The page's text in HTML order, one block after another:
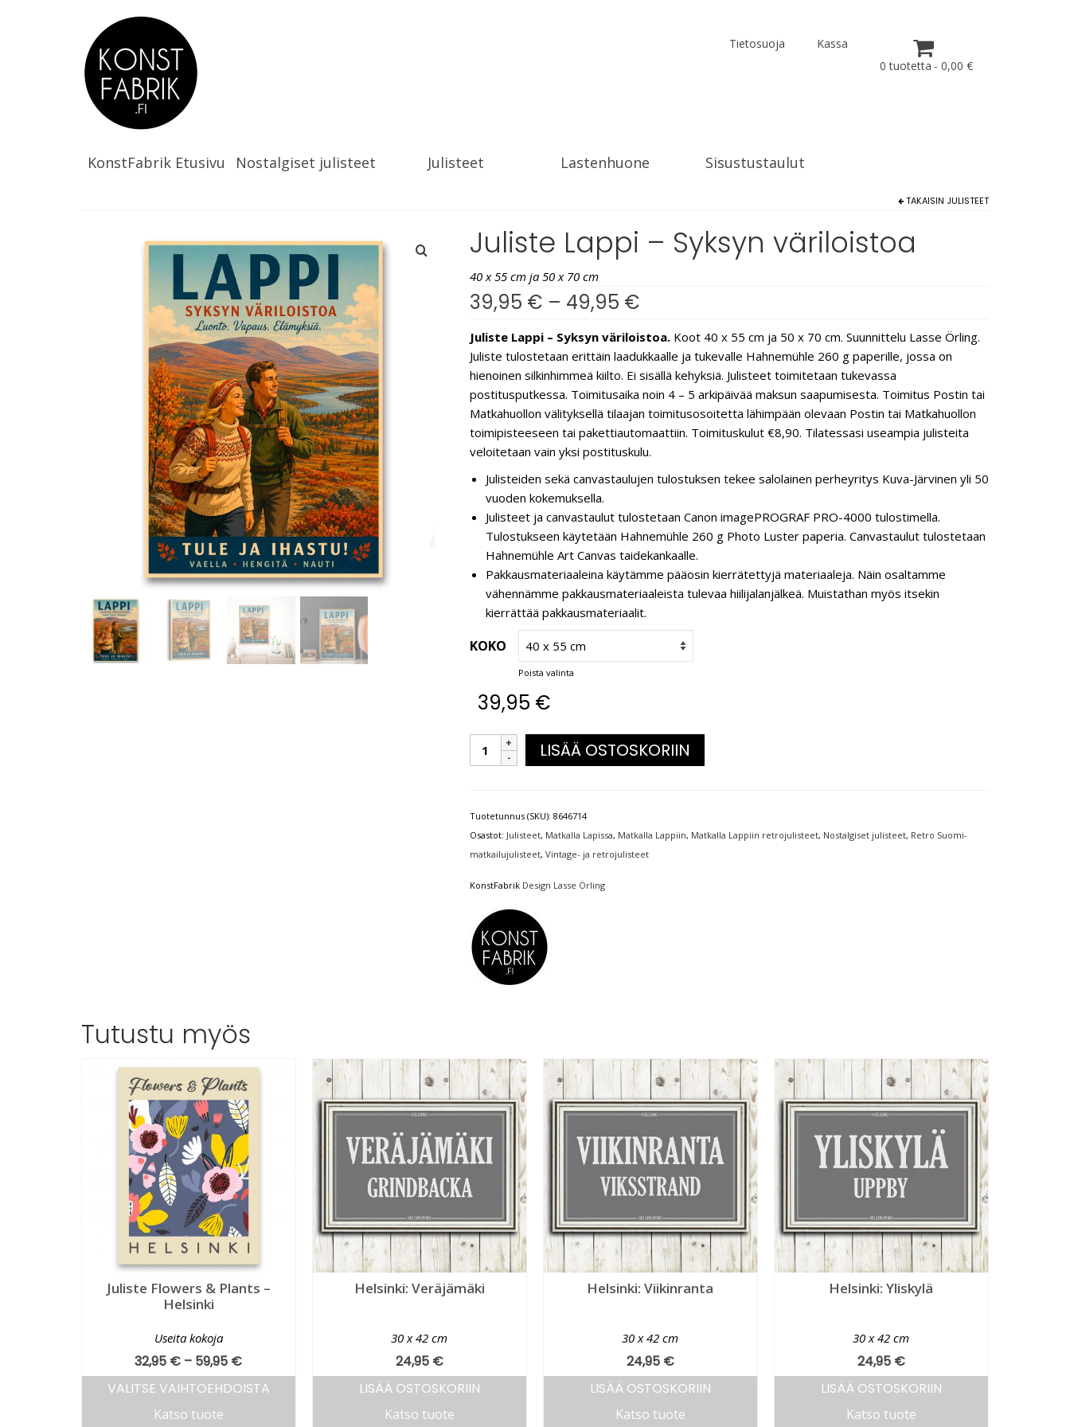
Tietosuoja
Kassa
0 tuotetta
0,00 €
KonstFabrik Etusivu Nostalgiset julisteet Julisteet Lastenhuone Sisustustaulut
TAKAISIN JULISTEET
Juliste Lappi – Syksyn väriloistoa
40 x 55 cm ja 50 x 70 cm
39,95 € – 49,95 €
Juliste Lappi – Syksyn väriloistoa.Koot 40 x 55 cm ja 50 x 70 cm. Suunnittelu Lasse Örling.
Juliste tulostetaan erittäin laadukkaalle ja tukevalle Hahnemühle 260 g paperille, jossa on
hienoinen silkinhimmeä kiilto. Ei sisällä kehyksiä. Julisteet toimitetaan tukevassa
postitusputkessa. Toimitusaika noin 4 – 5 arkipäivää maksun saapumisesta. Toimitus Postin tai
Matkahuollon välityksellä tilaajan toimitusosoitetta lähimpään olevaan Postin tai Matkahuollon
toimipisteeseen tai pakettiautomaattiin. Toimituskulut €8,90. Tilatessasi useampia julisteita
veloitetaan vain yksi postituskulu.
Julisteiden sekä canvastaulujen tulostuksen tekee salolainen perheyritys Kuva-Järvinen yli 50
vuoden kokemuksella.
Julisteet ja canvastaulut tulostetaan Canon imagePROGRAF PRO-4000 tulostimella.
Tulostukseen käytetään Hahnemühle 260 g Photo Luster paperia. Canvastaulut tulostetaan
Hahnemühle Art Canvas taidekankaalle.
Pakkausmateriaaleina käytämme pääosin kierrätettyjä materiaaleja. Näin osaltamme
vähennämme pakkausmateriaaleista tulevaa hiilijalanjälkeä. Muistathan myös itsekin
kierrättää pakkausmateriaalit.
KOKO
Poista valinta
39,95 €
LISÄÄ OSTOSKORIIN
Tuotetunnus (SKU): 8646714
Osastot: Julisteet, Matkalla Lapissa, Matkalla Lappiin, Matkalla Lappiin retrojulisteet, Nostalgiset julisteet, Retro Suomi-
matkailujulisteet, Vintage- ja retrojulisteet
KonstFabrik Design Lasse Örling
Tutustu myös
Juliste Flowers & Plants –
Helsinki
Useita kokoja
32,95 € – 59,95 €
VALITSE VAIHTOEHDOISTA
Katso tuote
Helsinki: Veräjämäki
30 x 42 cm
24,95 €
LISÄÄ OSTOSKORIIN
Katso tuote
Helsinki: Viikinranta
30 x 42 cm
24,95 €
LISÄÄ OSTOSKORIIN
Katso tuote
Helsinki: Yliskylä
30 x 42 cm
24,95 €
LISÄÄ OSTOSKORIIN
Katso tuote